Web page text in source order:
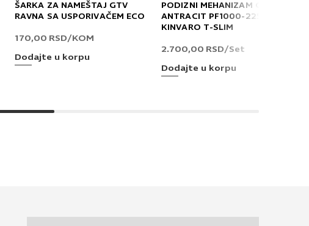
ŠARKA ZA NAMEŠTAJ GTV
RAVNA SA USPORIVAČEM ECO
170,00 RSD/KOM
Dodajte u korpu
PODIZNI MEHANIZAM GRASS
ANTRACIT PF1000-2250 T
KINVARO T-SLIM
2.700,00 RSD/Set
Dodajte u korpu